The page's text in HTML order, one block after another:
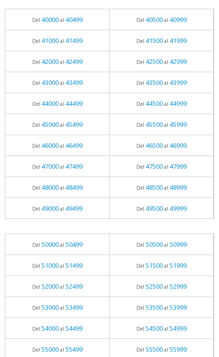
Del 40000al 40499 Del 40500al 40999
Del 41000al 41499 Del 41500al 41999
Del 42000al 42499 Del 42500al 42999
Del 43000al 43499 Del 43500al 43999
Del 44000al 44499 Del 44500al 44999
Del 45000al 45499 Del 45500al 45999
Del 46000al 46499 Del 46500al 46999
Del 47000al 47499 Del 47500al 47999
Del 48000al 48499 Del 48500al 48999
Del 49000al 49499 Del 49500al 49999
Del 50000al 50499 Del 50500al 50999
Del 51000al 51499 Del 51500al 51999
Del 52000al 52499 Del 52500al 52999
Del 53000al 53499 Del 53500al 53999
Del 54000al 54499 Del 54500al 54999
Del 55000al 55499 Del 55500al 55999